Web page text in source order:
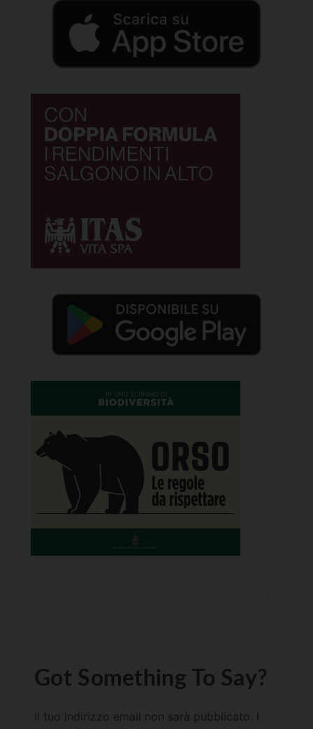
Got Something To Say?
Il tuo indirizzo email non sarà pubblicato.